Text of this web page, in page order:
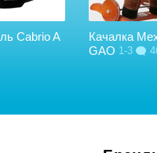
Cabrio A
Качалка
GAO 1-3